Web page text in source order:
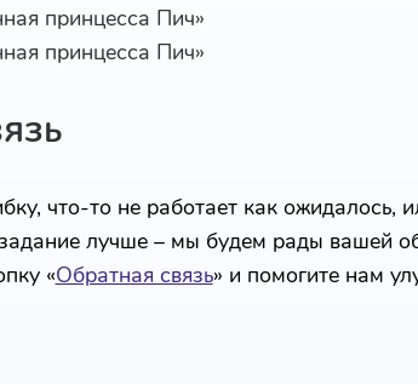
что-то не работает как ожидалось,
лучше – мы будем рады вашей
«Обратная связь» и помогите нам